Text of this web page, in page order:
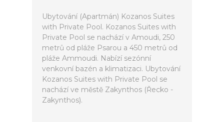
Ubytování (Apartmán) Kozanos Suites
with Private Pool. Kozanos Suites with
Private Pool se nachází v Amoudi, 250
metrů od pláže Psarou a 450 metrů od
pláže Ammoudi. Nabízí sezónní
venkovní bazén a klimatizaci. Ubytování
Kozanos Suites with Private Pool se
nachází ve městě Zakynthos (Řecko -
Zakynthos).